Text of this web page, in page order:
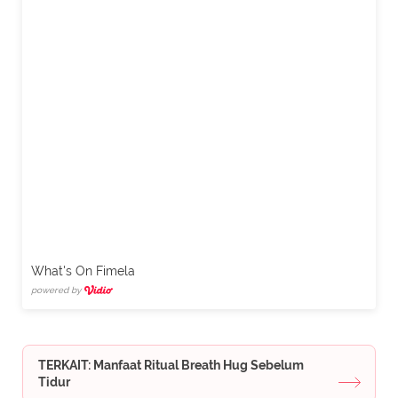
What's On Fimela
powered by
TERKAIT: Manfaat Ritual Breath Hug Sebelum
Tidur